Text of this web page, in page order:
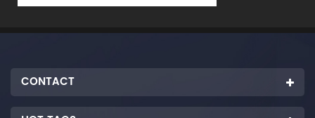
CONTACT